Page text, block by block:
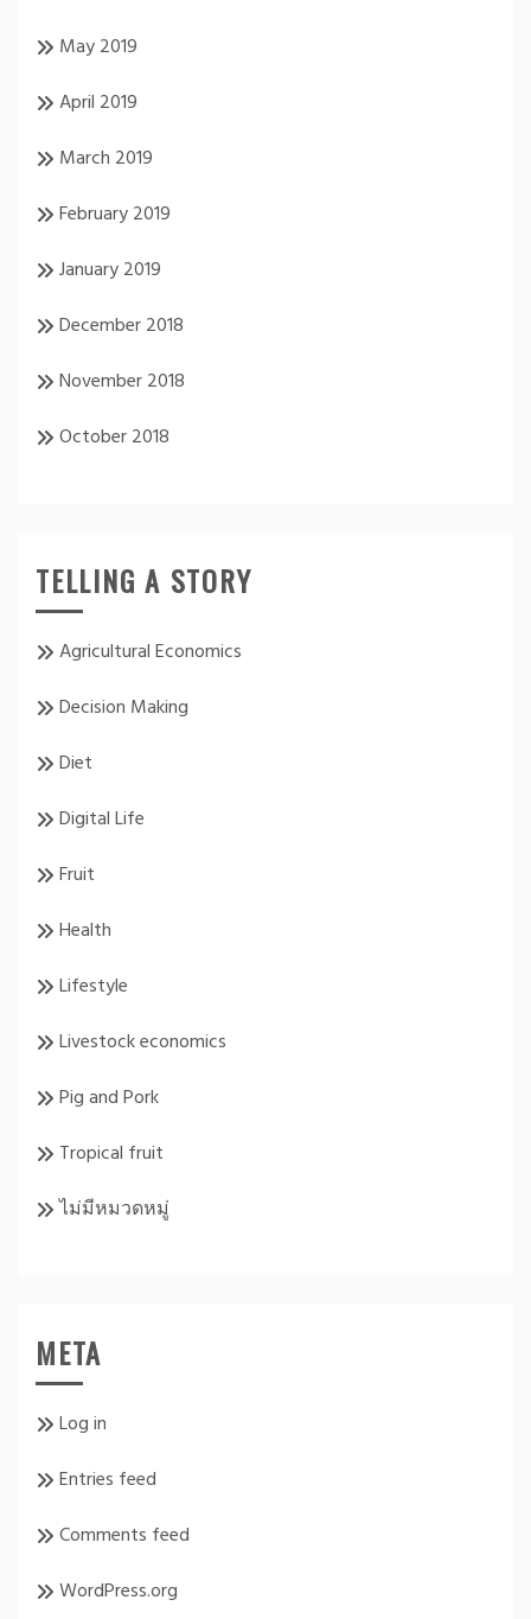
May 2019
April 2019
March 2019
February 2019
January 2019
December 2018
November 2018
October 2018
TELLING A STORY
Agricultural Economics
Decision Making
Diet
Digital Life
Fruit
Health
Lifestyle
Livestock economics
Pig and Pork
Tropical fruit
ไม่มีหมวดหมู่
META
Log in
Entries feed
Comments feed
WordPress.org